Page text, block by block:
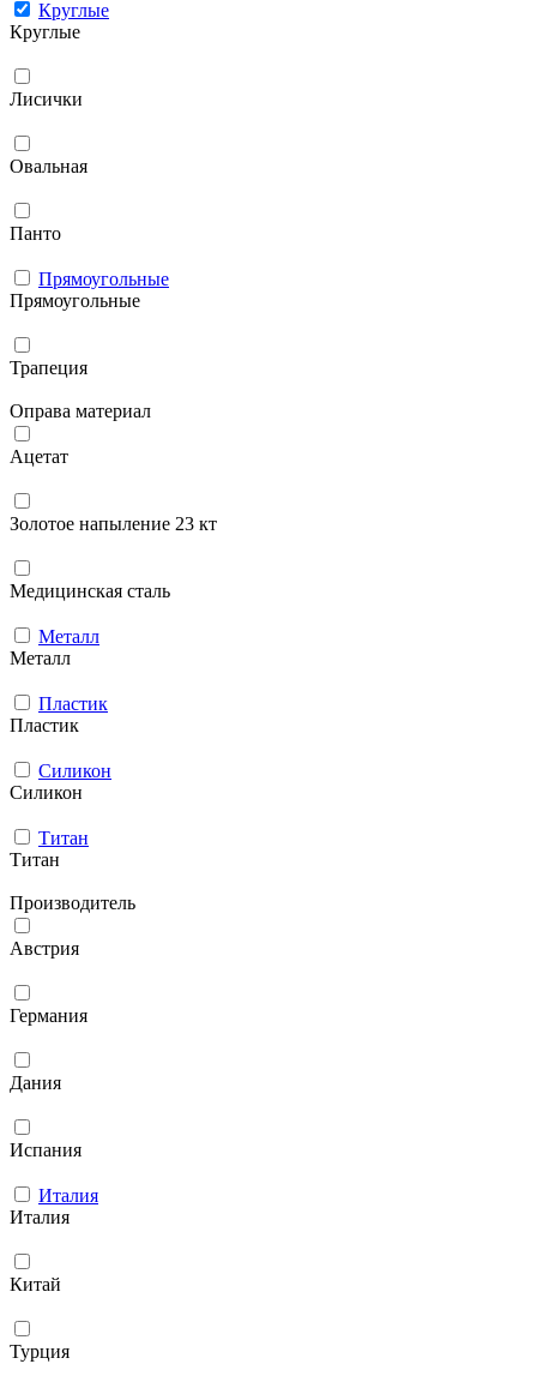
Круглые
Круглые
Лисички
Овальная
Панто
Прямоугольные
Прямоугольные
Трапеция
Оправа материал
Ацетат
Золотое напыление 23 кт
Медицинская сталь
Металл
Металл
Пластик
Пластик
Силикон
Силикон
Титан
Титан
Производитель
Австрия
Германия
Дания
Испания
Италия
Италия
Китай
Турция